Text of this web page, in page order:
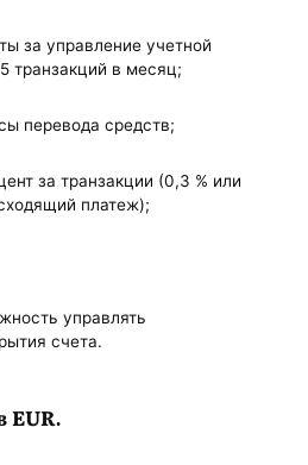
за управление учетной
транзакций в месяц;
перевода средств;
за транзакции (0,3 % или
платеж);
управлять
счета.
EUR.